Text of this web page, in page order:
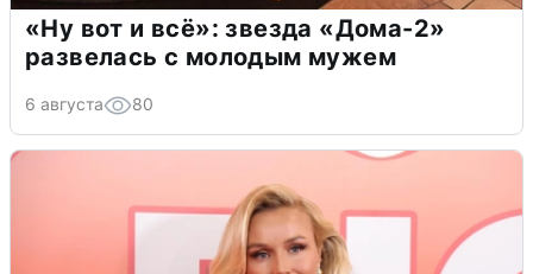
«Ну вот и всё»: звезда «Дома-2»
развелась с молодым мужем
6 августа 80